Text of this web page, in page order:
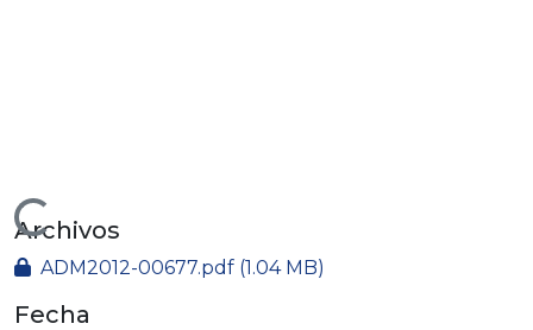
Cargando...
Archivos
ADM2012-00677.pdf (1.04 MB)
Fecha